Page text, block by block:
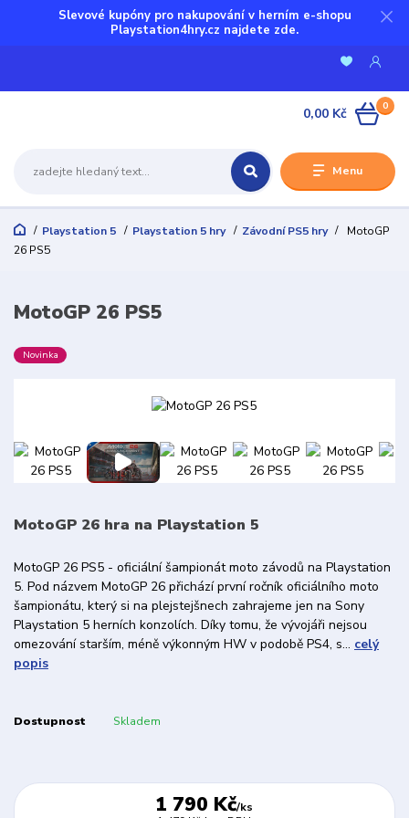
Slevové kupóny pro nakupování v herním e-shopu
Playstation4hry.cz najdete zde.
Menu
0
0,00 Kč
Playstation 5 Playstation 5 hry Závodní PS5 hry
MotoGP
26 PS5
MotoGP 26 PS5
Novinka
MotoGP 26 hra na Playstation 5
MotoGP 26 PS5 - oficiální šampionát moto závodů na Playstation
5. Pod názvem MotoGP 26 přichází první ročník oficiálního moto
šampionátu, který si na plejstejšnech zahrajeme jen na Sony
Playstation 5 herních konzolích. Díky tomu, že vývojáři nejsou
omezování starším, méně výkonným HW v podobě PS4, s... celý
popis
Dostupnost Skladem
1 790 Kč/ks